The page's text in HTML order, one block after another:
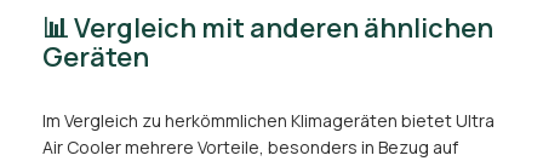
📊 Vergleich mit anderen ähnlichen
Geräten
Im Vergleich zu herkömmlichen Klimageräten bietet Ultra
Air Cooler mehrere Vorteile, besonders in Bezug auf